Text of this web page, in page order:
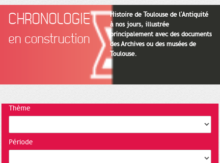
CHRONOLOGIE
en construction
Histoire de Toulouse de l'Antiquité
à nos jours, illustrée
principalement avec des documents
des Archives ou des musées de
Toulouse.
Thème
Période